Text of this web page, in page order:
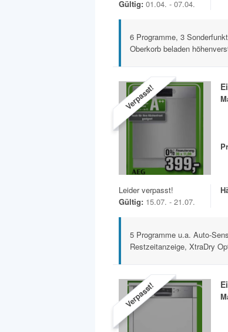
Gültig: 01.04. - 07.04.
6 Programme, 3
Oberkorb beladen
Verpasst!
Leider verpasst!
Gültig: 15.07. - 21.07.
5 Programme u.a. Auto-
Restzeitanzeige, XtraDry
Verpasst!